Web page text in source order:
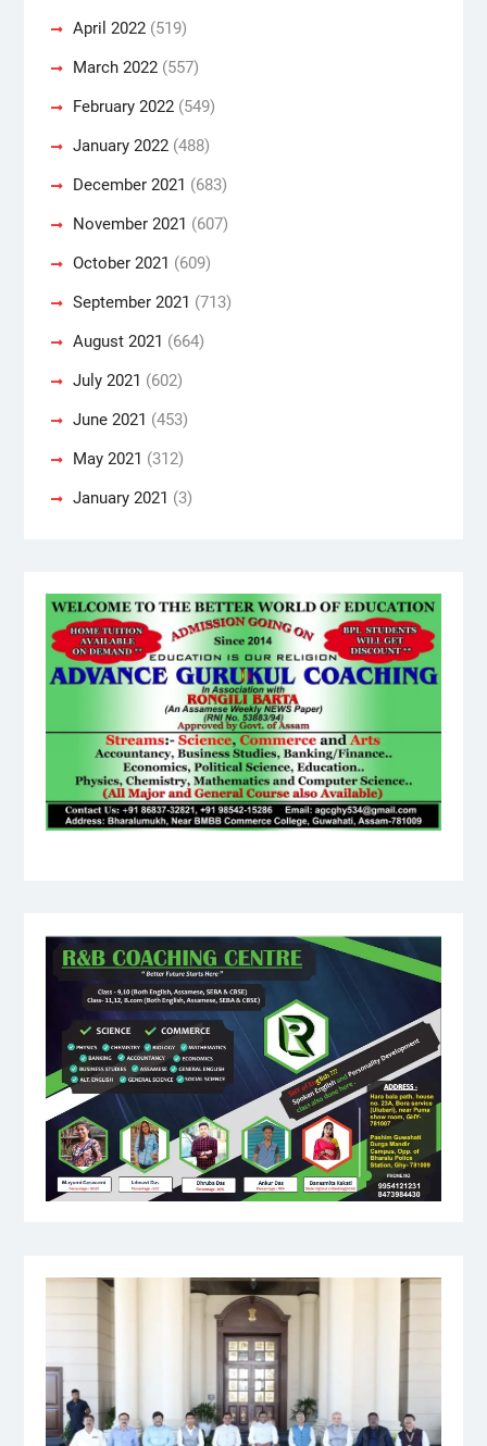
April 2022(519)
March 2022(557)
February 2022(549)
January 2022(488)
December 2021 (683)
November 2021 (607)
October 2021 (609)
September 2021 (713)
August 2021 (664)
July 2021 (602)
June 2021 (453)
May 2021 (312)
January 2021 (3)